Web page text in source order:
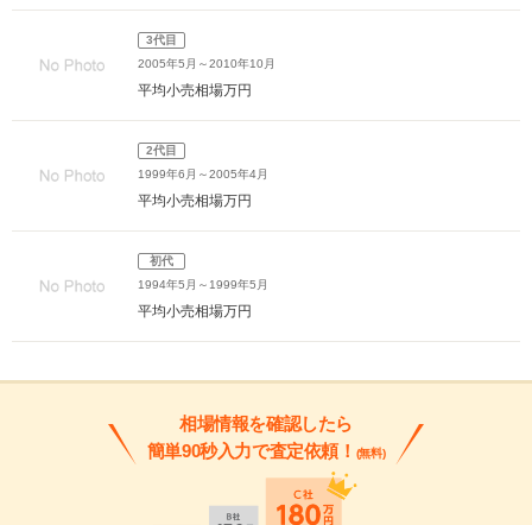
3代目
2005年5月～2010年10月
平均小売相場万円
2代目
1999年6月～2005年4月
平均小売相場万円
初代
1994年5月～1999年5月
平均小売相場万円
相場情報を確認したら
簡単90秒入力で査定依頼！ (無料)